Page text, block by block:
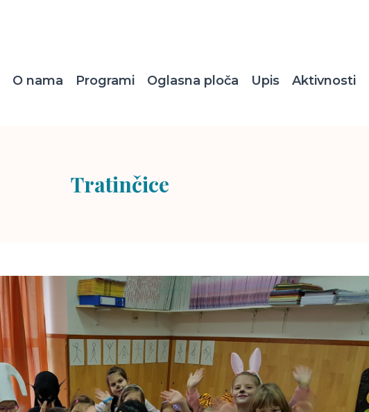
O nama Programi Oglasna ploča Upis Aktivnosti
Tratinčice